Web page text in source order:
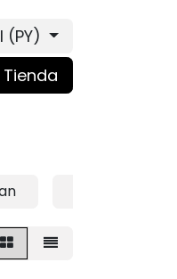
(PY)
Tienda